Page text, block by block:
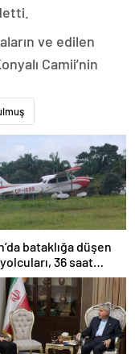
ve edilen
Camii’nin
bataklığa düşen
36 saat
bekledi